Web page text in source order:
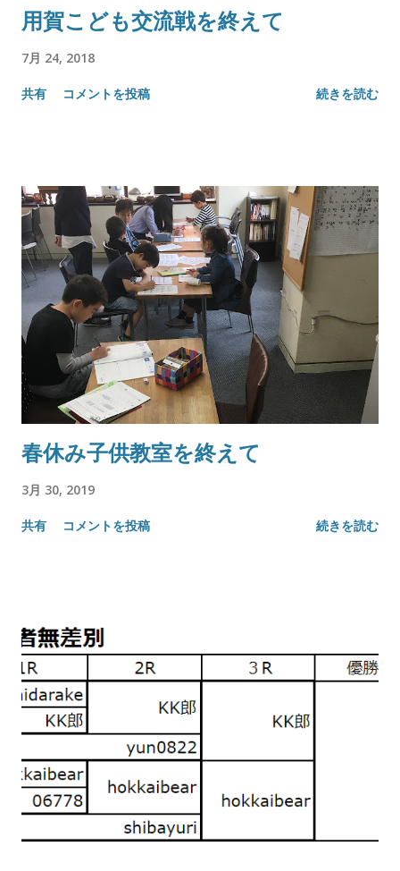
用賀こども交流戦を終えて
7月 24, 2018
共有 コメントを投稿 続きを読む
春休み子供教室を終えて
3月 30, 2019
共有 コメントを投稿 続きを読む